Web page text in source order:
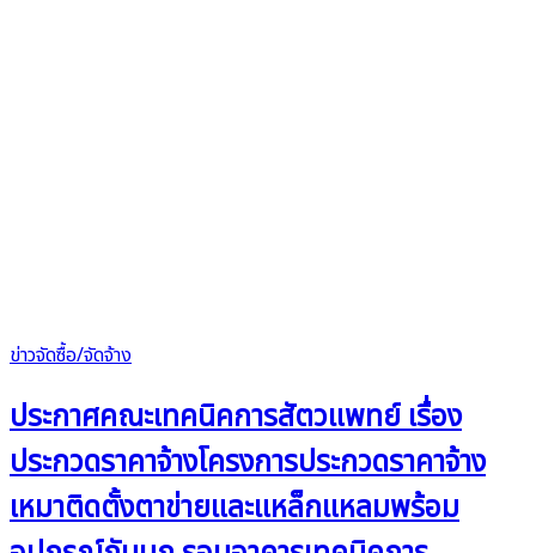
ข่าวจัดซื้อ/จัดจ้าง
ประกาศคณะเทคนิคการสัตวแพทย์ เรื่อง
ประกวดราคาจ้างโครงการประกวดราคาจ้าง
เหมาติดตั้งตาข่ายและแหล็กแหลมพร้อม